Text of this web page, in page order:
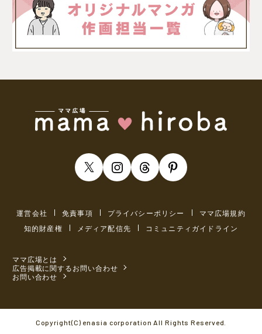
運営会社 免責事項 プライバシーポリシー
ママ広場規約
知的財産権
メディア配信先 コミュニティガイドライン
ママ広場とは
広告掲載に関するお問い合わせ
お問い合わせ
Copyright(C) enasia corporation All Rights Reserved.